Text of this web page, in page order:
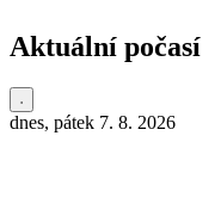
Aktuální počasí
dnes, pátek 7. 8. 2026